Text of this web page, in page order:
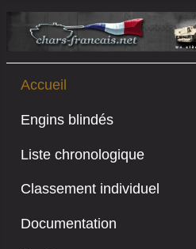
Accueil
Engins blindés
Liste chronologique
Classement individuel
Documentation